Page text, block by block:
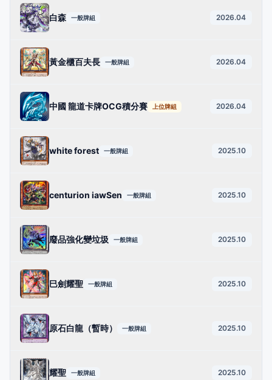
白森 一般牌組 2026.04
黃金櫃百夫長 一般牌組 2026.04
中國 龍道卡牌OCG積分賽 上位牌組 2026.04
white forest 一般牌組 2025.10
centurion iawSen 一般牌組 2025.10
廢品強化變垃圾 一般牌組 2025.10
巳劍耀聖 一般牌組 2025.10
原石白龍（暫時） 一般牌組 2025.10
耀聖 一般牌組 2025.10